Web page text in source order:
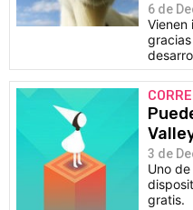
6 de
Vienen
3 de
Uno
gratis.